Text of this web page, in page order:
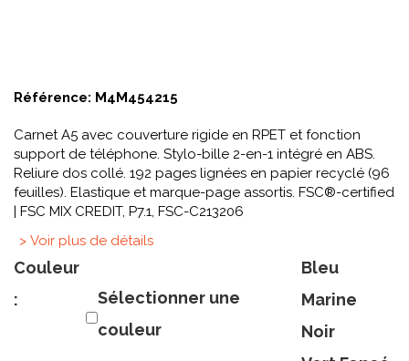
Référence: M4M454215
Carnet A5 avec couverture rigide en RPET et fonction
support de téléphone. Stylo-bille 2-en-1 intégré en ABS.
Reliure dos collé. 192 pages lignées en papier recyclé (96
feuilles). Elastique et marque-page assortis. FSC®-certified
| FSC MIX CREDIT, P7.1, FSC-C213206
> Voir plus de détails
Couleur
:
Sélectionner une
couleur
Bleu
Marine
Noir